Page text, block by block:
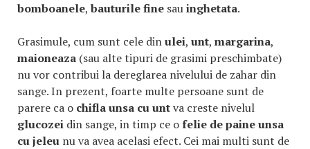
bomboanele, bauturile fine sauinghetata.
Grasimule, cum sunt cele dinulei, unt, margarina,
maioneaza (sau alte tipuri de grasimi preschimbate)
nu vor contribui la dereglarea nivelului de zahar din
sange. In prezent, foarte multe persoane sunt de
parere ca o chifla unsa cu untva creste nivelul
glucozei din sange, in timp ce ofelie de paine unsa
cu jeleu nu va avea acelasi efect. Cei mai multi sunt de